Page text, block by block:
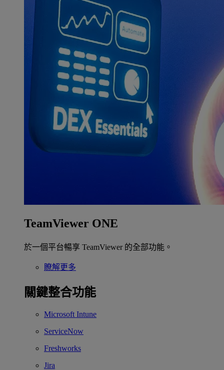
TeamViewer ONE
於一個平台暢享 TeamViewer 的全部功能。
瞭解更多
關鍵整合功能
Microsoft Intune
ServiceNow
Freshworks
Jira